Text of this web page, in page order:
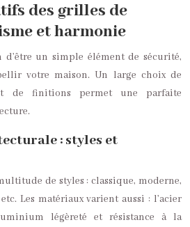
des grilles de
et harmonie
un simple élément de sécurité,
votre maison. Un large choix de
de finitions permet une parfaite
: styles et
de styles : classique, moderne,
Les matériaux varient aussi : l’acier
légèreté et résistance à la